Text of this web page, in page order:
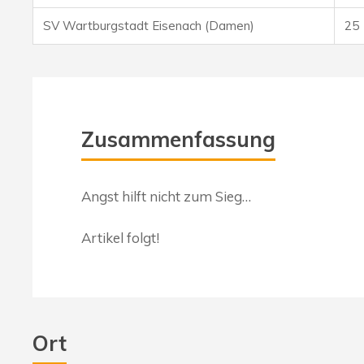
SV Wartburgstadt Eisenach (Damen) 25
Zusammenfassung
Angst hilft nicht zum Sieg…
Artikel folgt!
Ort